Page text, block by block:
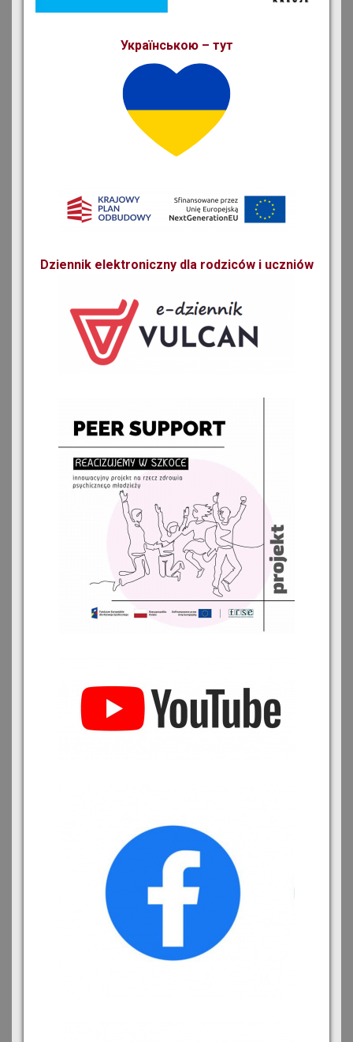
Українською – тут
Dziennik elektroniczny dla rodziców i uczniów